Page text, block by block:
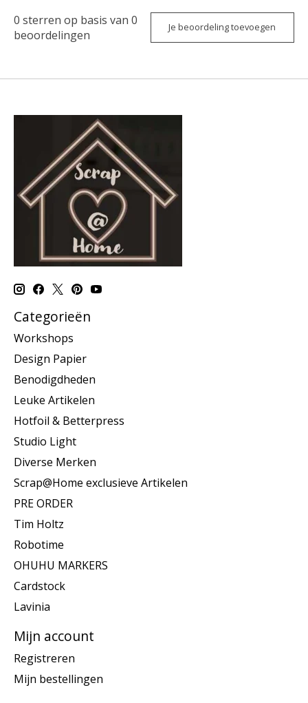
0 sterren op basis van 0
beoordelingen
Je beoordeling toevoegen
Categorieën
Workshops
Design Papier
Benodigdheden
Leuke Artikelen
Hotfoil & Betterpress
Studio Light
Diverse Merken
Scrap@Home exclusieve Artikelen
PRE ORDER
Tim Holtz
Robotime
OHUHU MARKERS
Cardstock
Lavinia
Mijn account
Registreren
Mijn bestellingen